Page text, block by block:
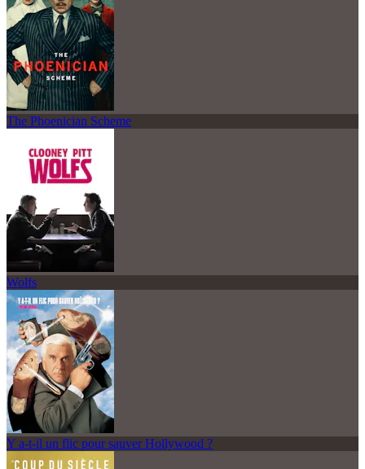
The Phoenician Scheme
Wolfs
Y a-t-il un flic pour sauver Hollywood ?